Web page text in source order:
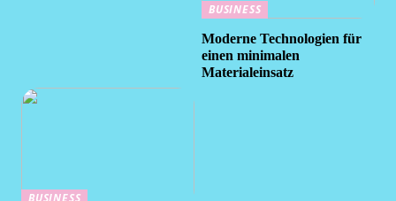
BUSINESS
Moderne Technologien für
einen minimalen
Materialeinsatz